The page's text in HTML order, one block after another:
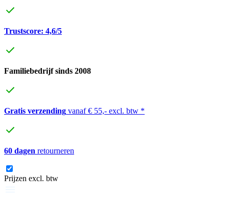
Trustscore: 4,6/5
Familiebedrijf sinds 2008
Gratis verzending vanaf € 55,- excl. btw *
60 dagen retourneren
Prijzen excl. btw